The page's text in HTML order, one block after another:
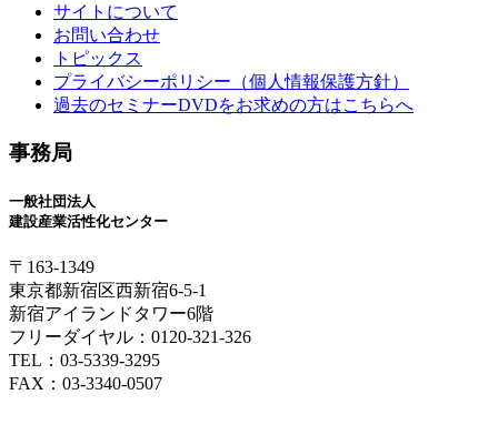
サイトについて
お問い合わせ
トピックス
プライバシーポリシー（個人情報保護方針）
過去のセミナーDVDをお求めの方はこちらへ
事務局
一般社団法人
建設産業活性化センター
〒163-1349
東京都新宿区西新宿6-5-1
新宿アイランドタワー6階
フリーダイヤル：0120-321-326
TEL：03-5339-3295
FAX：03-3340-0507